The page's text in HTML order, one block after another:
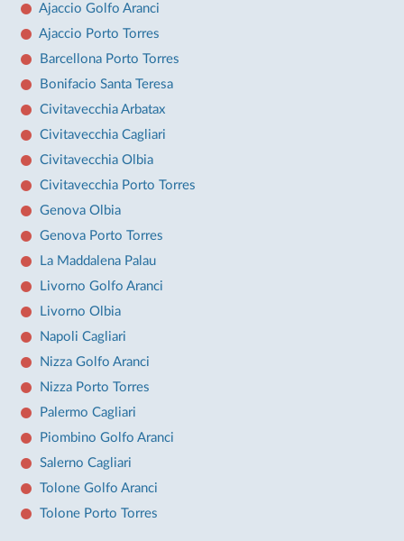
Ajaccio Golfo Aranci
Ajaccio Porto Torres
Barcellona Porto Torres
Bonifacio Santa Teresa
Civitavecchia Arbatax
Civitavecchia Cagliari
Civitavecchia Olbia
Civitavecchia Porto Torres
Genova Olbia
Genova Porto Torres
La Maddalena Palau
Livorno Golfo Aranci
Livorno Olbia
Napoli Cagliari
Nizza Golfo Aranci
Nizza Porto Torres
Palermo Cagliari
Piombino Golfo Aranci
Salerno Cagliari
Tolone Golfo Aranci
Tolone Porto Torres